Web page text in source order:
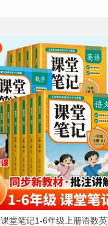
堂笔记1-6年级上册语数英